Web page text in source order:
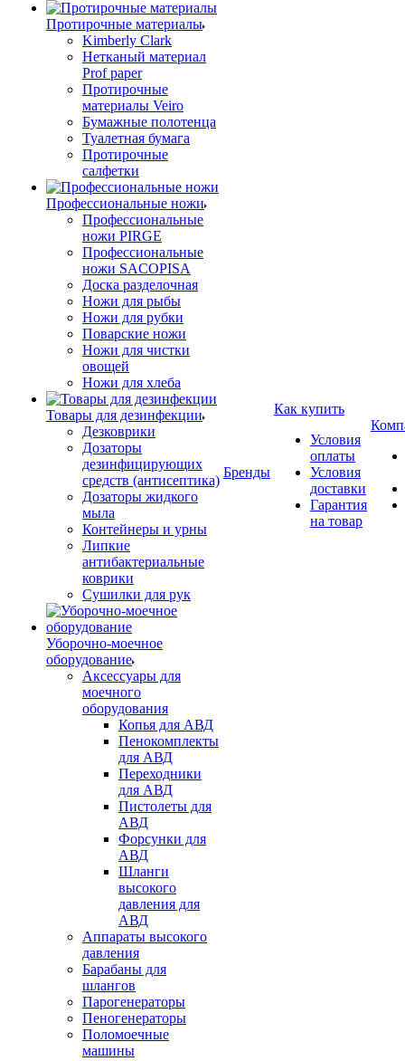
Протирочные материалы
Kimberly Clark
Нетканый материал
Prof paper
Протирочные
материалы Veiro
Бумажные полотенца
Туалетная бумага
Протирочные
салфетки
Профессиональные ножи
Профессиональные
ножи PIRGE
Профессиональные
ножи SACOPISA
Доска разделочная
Ножи для рыбы
Ножи для рубки
Поварские ножи
Ножи для чистки
овощей
Ножи для хлеба
Товары для дезинфекции
Дезковрики
Дозаторы
дезинфицирующих
средств (антисептика)
Дозаторы жидкого
мыла
Контейнеры и урны
Липкие
антибактериальные
коврики
Сушилки для рук
Уборочно-моечное
оборудование
Аксессуары для
моечного
оборудования
Копья для АВД
Пенокомплекты
для АВД
Переходники
для АВД
Пистолеты для
АВД
Форсунки для
АВД
Шланги
высокого
давления для
АВД
Аппараты высокого
давления
Барабаны для
шлангов
Парогенераторы
Пеногенераторы
Поломоечные
машины
Бренды
Как купить
Условия
оплаты
Условия
доставки
Гарантия
на товар